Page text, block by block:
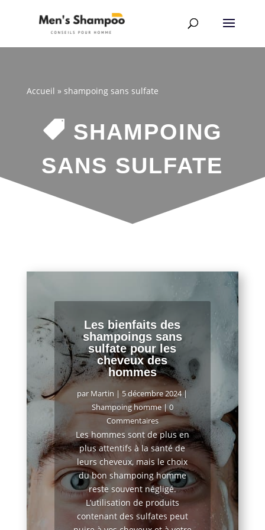
Accueil » shampoing sans sulfate
 SHAMPOING
SANS SULFATE
Les bienfaits des
shampoings sans
sulfate pour les
cheveux des
hommes
par Martin |5 décembre 2024|
Shampoing homme| 0
Commentaires
Les hommes sont de plus en
plus attentifs à la santé de
leurs cheveux, mais le choix
du bon shampoing homme
reste souvent négligé.
L’utilisation de produits
contenant des sulfates peut